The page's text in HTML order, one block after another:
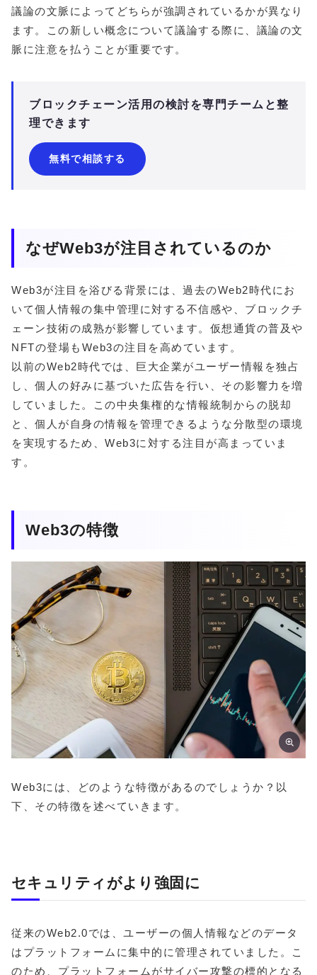
議論の文脈によってどちらが強調されているかが異なり
ます。この新しい概念について議論する際に、議論の文
脈に注意を払うことが重要です。
ブロックチェーン活用の検討を専門チームと整
理できます
無料で相談する
なぜWeb3が注目されているのか
Web3が注目を浴びる背景には、過去のWeb2時代にお
いて個人情報の集中管理に対する不信感や、ブロックチ
ェーン技術の成熟が影響しています。仮想通貨の普及や
NFTの登場もWeb3の注目を高めています。
以前のWeb2時代では、巨大企業がユーザー情報を独占
し、個人の好みに基づいた広告を行い、その影響力を増
していました。この中央集権的な情報統制からの脱却
と、個人が自身の情報を管理できるような分散型の環境
を実現するため、Web3に対する注目が高まっていま
す。
Web3の特徴
Web3には、どのような特徴があるのでしょうか？以
下、その特徴を述べていきます。
セキュリティがより強固に
従来のWeb2.0では、ユーザーの個人情報などのデータ
はプラットフォームに集中的に管理されていました。こ
のため、プラットフォームがサイバー攻撃の標的となる